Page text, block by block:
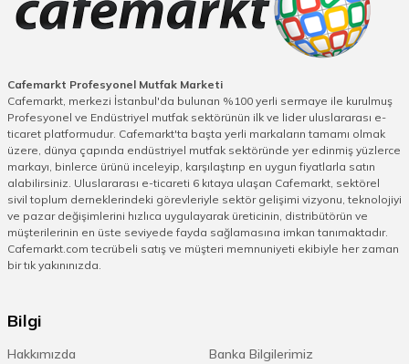
Cafemarkt Profesyonel Mutfak Marketi
Cafemarkt, merkezi İstanbul'da bulunan %100 yerli sermaye ile kurulmuş
Profesyonel ve Endüstriyel mutfak sektörünün ilk ve lider uluslararası e-
ticaret platformudur. Cafemarkt'ta başta yerli markaların tamamı olmak
üzere, dünya çapında endüstriyel mutfak sektöründe yer edinmiş yüzlerce
markayı, binlerce ürünü inceleyip, karşılaştırıp en uygun fiyatlarla satın
alabilirsiniz. Uluslararası e-ticareti 6 kıtaya ulaşan Cafemarkt, sektörel
sivil toplum derneklerindeki görevleriyle sektör gelişimi vizyonu, teknolojiyi
ve pazar değişimlerini hızlıca uygulayarak üreticinin, distribütörün ve
müşterilerinin en üste seviyede fayda sağlamasına imkan tanımaktadır.
Cafemarkt.com tecrübeli satış ve müşteri memnuniyeti ekibiyle her zaman
bir tık yakınınızda.
Bilgi
Hakkımızda
Banka Bilgilerimiz